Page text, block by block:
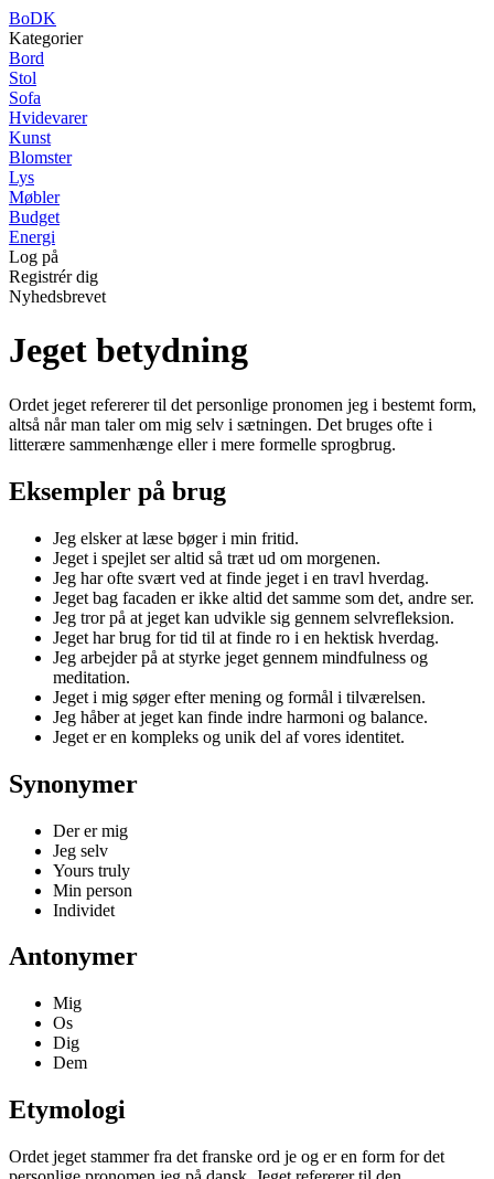
BoDK
Kategorier
Bord
Stol
Sofa
Hvidevarer
Kunst
Blomster
Lys
Møbler
Budget
Energi
Log på
Registrér dig
Nyhedsbrevet
Jeget betydning
Ordet jeget refererer til det personlige pronomen jeg i bestemt form,
altså når man taler om mig selv i sætningen. Det bruges ofte i
litterære sammenhænge eller i mere formelle sprogbrug.
Eksempler på brug
Jeg elsker at læse bøger i min fritid.
Jeget i spejlet ser altid så træt ud om morgenen.
Jeg har ofte svært ved at finde jeget i en travl hverdag.
Jeget bag facaden er ikke altid det samme som det, andre ser.
Jeg tror på at jeget kan udvikle sig gennem selvrefleksion.
Jeget har brug for tid til at finde ro i en hektisk hverdag.
Jeg arbejder på at styrke jeget gennem mindfulness og
meditation.
Jeget i mig søger efter mening og formål i tilværelsen.
Jeg håber at jeget kan finde indre harmoni og balance.
Jeget er en kompleks og unik del af vores identitet.
Synonymer
Der er mig
Jeg selv
Yours truly
Min person
Individet
Antonymer
Mig
Os
Dig
Dem
Etymologi
Ordet jeget stammer fra det franske ord je og er en form for det